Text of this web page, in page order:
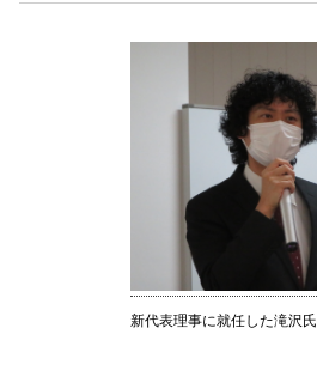
新代表理事に就任した滝沢氏